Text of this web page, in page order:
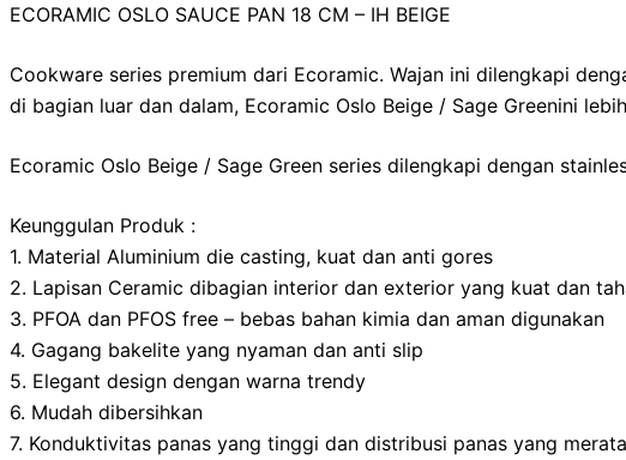
ECORAMIC OSLO SAUCE PAN 18 CM – IH BEIGE
Cookware series premium dari Ecoramic. Wajan ini dilengkapi
di bagian luar dan dalam, Ecoramic Oslo Beige / Sage Greenini
Ecoramic Oslo Beige / Sage Green series dilengkapi dengan
Keunggulan Produk :
1. Material Aluminium die casting, kuat dan anti gores
2. Lapisan Ceramic dibagian interior dan exterior yang kuat dan
3. PFOA dan PFOS free – bebas bahan kimia dan aman digunakan
4. Gagang bakelite yang nyaman dan anti slip
5. Elegant design dengan warna trendy
6. Mudah dibersihkan
7. Konduktivitas panas yang tinggi dan distribusi panas yang